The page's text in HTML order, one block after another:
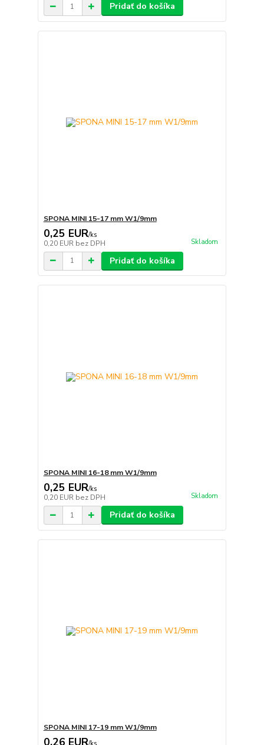
Pridať do košíka
SPONA MINI 15-17 mm W1/9mm
0,25 EUR/ks
0,20 EUR bez DPH Skladom
Pridať do košíka
SPONA MINI 16-18 mm W1/9mm
0,25 EUR/ks
0,20 EUR bez DPH Skladom
Pridať do košíka
SPONA MINI 17-19 mm W1/9mm
0,26 EUR